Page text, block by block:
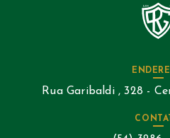
Rua Garibaldi , 328 -